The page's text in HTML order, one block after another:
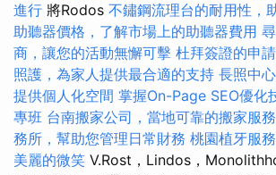
進行 將Rodos 不鏽鋼流理台的耐用性，
助聽器價格，了解市場上的助聽器費用
商，讓您的活動無懈可擊 杜拜簽證的申
照護，為家人提供最合適的支持 長照中
提供個人化空間 掌握On-Page SEO優化
專班 台南搬家公司，當地可靠的搬家服
務所，幫助您管理日常財務 桃園植牙服
美麗的微笑 V.Rost，Lindos，